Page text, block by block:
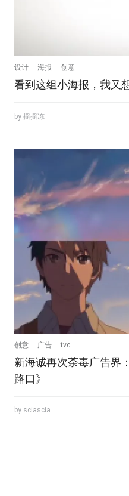
设计 海报 创意
看到这组小海报，我又
by 摇摇冻
创意 广告 tvc
新海诚再次荼毒广告界
路口》
by sciascia